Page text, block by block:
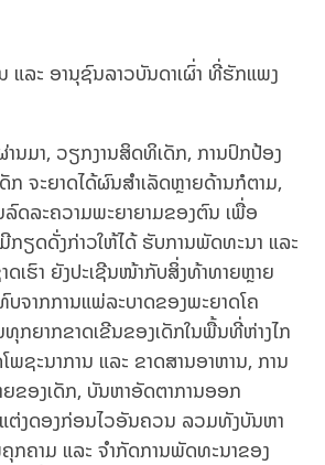
ແລະ ອານຸຊົນລາວບັນດາເຜົ່າ ທີ່ຮັກແພງ
ານມາ, ວຽກງານສິດທິເດັກ, ການປົກປ້ອງ
ກ ຈະຍາດໄດ້ຜົນສໍາເລັດຫຼາຍດ້ານກໍຕາມ,
ດລະຄວາມພະຍາຍາມຂອງຕົນ ເພື່ອ
ຽດດັ່ງກ່າວໃຫ້ໄດ້ ຮັບການພັດທະນາ ແລະ
ດເຮົາ ຍັງປະເຊີນໜ້າກັບສິ່ງທ້າທາຍຫຼາຍ
ຈາກການແພ່ລະບາດຂອງພະຍາດໂຄ
ກຍາກຂາດເຂີນຂອງເດັກໃນພື້ນທີ່ຫ່າງໄກ
ຊະນາການ ແລະ ຂາດສານອາຫານ, ການ
ຂອງເດັກ, ບັນຫາອັດຕາການອອກ
ຕ່ງດອງກ່ອນໄວອັນຄວນ ລວມທັງບັນຫາ
ຄຸກຄາມ ແລະ ຈໍາກັດການພັດທະນາຂອງ